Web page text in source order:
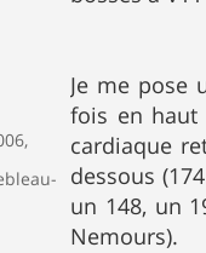
Je me pose
fois en haut
cardiaque
dessous
un 148, un
Nemours).